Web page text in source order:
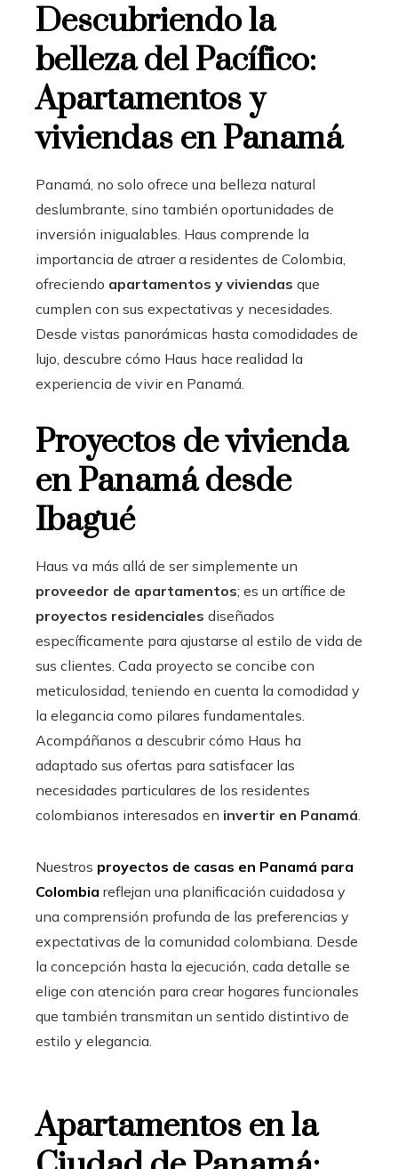
Descubriendo la
belleza del Pacífico:
Apartamentos y
viviendas en Panamá
Panamá, no solo ofrece una belleza natural
deslumbrante, sino también oportunidades de
inversión inigualables. Haus comprende la
importancia de atraer a residentes de Colombia,
ofreciendo apartamentos y viviendas que
cumplen con sus expectativas y necesidades.
Desde vistas panorámicas hasta comodidades de
lujo, descubre cómo Haus hace realidad la
experiencia de vivir en Panamá.
Proyectos de vivienda
en Panamá desde
Ibagué
Haus va más allá de ser simplemente un
proveedor de apartamentos; es un artífice de
proyectos residenciales diseñados
específicamente para ajustarse al estilo de vida de
sus clientes. Cada proyecto se concibe con
meticulosidad, teniendo en cuenta la comodidad y
la elegancia como pilares fundamentales.
Acompáñanos a descubrir cómo Haus ha
adaptado sus ofertas para satisfacer las
necesidades particulares de los residentes
colombianos interesados en invertir en Panamá.
Nuestros proyectos de casas en Panamá para
Colombia reflejan una planificación cuidadosa y
una comprensión profunda de las preferencias y
expectativas de la comunidad colombiana. Desde
la concepción hasta la ejecución, cada detalle se
elige con atención para crear hogares funcionales
que también transmitan un sentido distintivo de
estilo y elegancia.
Apartamentos en la